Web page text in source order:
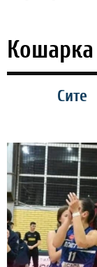
Кошарка
Сите